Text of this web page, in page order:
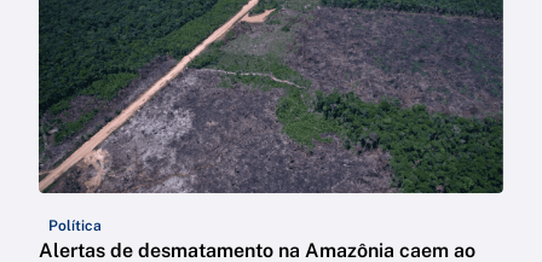
Política
Alertas de desmatamento na Amazônia caem ao